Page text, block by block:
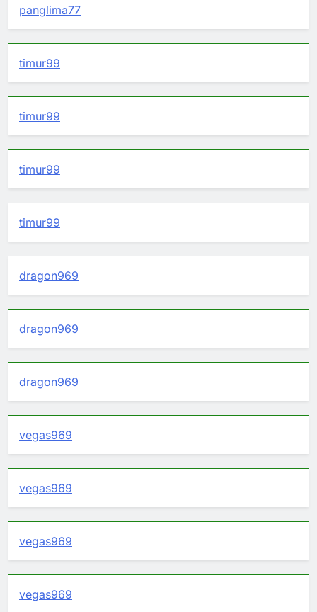
panglima77
timur99
timur99
timur99
timur99
dragon969
dragon969
dragon969
vegas969
vegas969
vegas969
vegas969